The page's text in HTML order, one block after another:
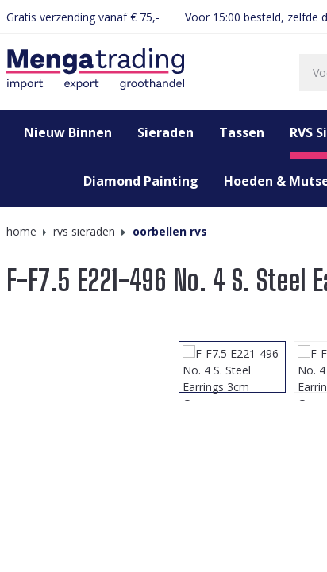
Ga naar de hoofdnavigatie
Gratis verzending vanaf € 75,- Voor 15:00 besteld, zelfde
Nieuw Binnen Sieraden Tassen RVS
Diamond Painting Hoeden &
home rvs sieraden oorbellen rvs
F-F7.5 E221-496 No. 4 S. Steel